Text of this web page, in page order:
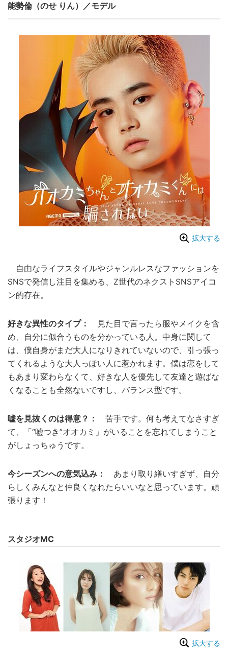
能勢倫（のせ りん）／モデル
拡大する
自由なライフスタイルやジャンルレスなファッションを
SNSで発信し注目を集める、Z世代のネクストSNSアイコ
ン的存在。
好きな異性のタイプ：
見た目で言ったら服やメイクを含
め、自分に似合うものを分かっている人。中身に関して
は、僕自身がまだ大人になりきれていないので、引っ張っ
てくれるような大人っぽい人に惹かれます。僕は恋をして
もあまり変わらなくて、好きな人を優先して友達と遊ばな
くなることも全然ないですし、バランス型です。
嘘を見抜くのは得意？：
苦手です。何も考えてなさすぎ
て、「“嘘つき”オオカミ」がいることを忘れてしまうこと
がしょっちゅうです。
今シーズンへの意気込み：
あまり取り繕いすぎず、自分
らしくみんなと仲良くなれたらいいなと思っています。頑
張ります！
スタジオMC
拡大する